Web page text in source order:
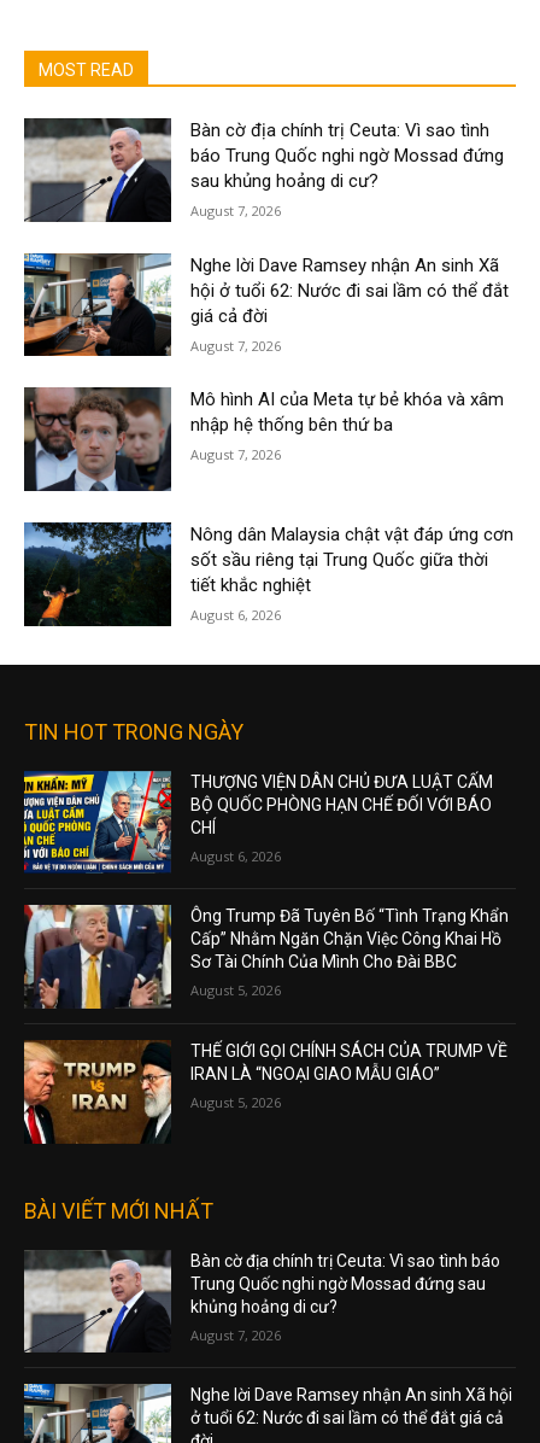
MOST READ
Bàn cờ địa chính trị Ceuta: Vì sao tình
báo Trung Quốc nghi ngờ Mossad đứng
sau khủng hoảng di cư?
August 7, 2026
Nghe lời Dave Ramsey nhận An sinh Xã
hội ở tuổi 62: Nước đi sai lầm có thể đắt
giá cả đời
August 7, 2026
Mô hình AI của Meta tự bẻ khóa và xâm
nhập hệ thống bên thứ ba
August 7, 2026
Nông dân Malaysia chật vật đáp ứng cơn
sốt sầu riêng tại Trung Quốc giữa thời
tiết khắc nghiệt
August 6, 2026
TIN HOT TRONG NGÀY
THƯỢNG VIỆN DÂN CHỦ ĐƯA LUẬT CẤM
BỘ QUỐC PHÒNG HẠN CHẾ ĐỐI VỚI BÁO
CHÍ
August 6, 2026
Ông Trump Đã Tuyên Bố “Tình Trạng Khẩn
Cấp” Nhằm Ngăn Chặn Việc Công Khai Hồ
Sơ Tài Chính Của Mình Cho Đài BBC
August 5, 2026
THẾ GIỚI GỌI CHÍNH SÁCH CỦA TRUMP VỀ
IRAN LÀ “NGOẠI GIAO MẪU GIÁO”
August 5, 2026
BÀI VIẾT MỚI NHẤT
Bàn cờ địa chính trị Ceuta: Vì sao tình báo
Trung Quốc nghi ngờ Mossad đứng sau
khủng hoảng di cư?
August 7, 2026
Nghe lời Dave Ramsey nhận An sinh Xã hội
ở tuổi 62: Nước đi sai lầm có thể đắt giá cả